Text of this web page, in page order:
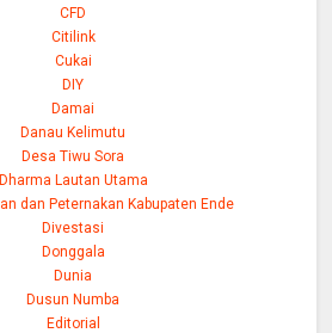
CFD
Citilink
Cukai
DIY
Damai
Danau Kelimutu
Desa Tiwu Sora
Dharma Lautan Utama
dan Peternakan Kabupaten Ende
Divestasi
Donggala
Dunia
Dusun Numba
Editorial